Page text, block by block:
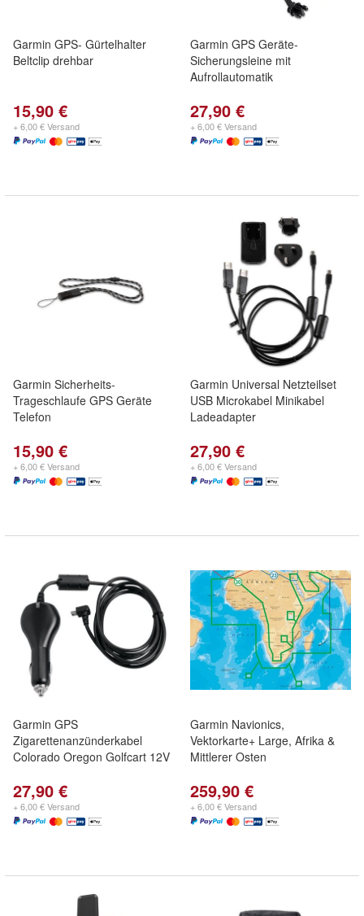
Garmin GPS- Gürtelhalter
Beltclip drehbar
15,90 €
+ 6,00 € Versand
Garmin GPS Geräte-
Sicherungsleine mit
Aufrollautomatik
27,90 €
+ 6,00 € Versand
Garmin Sicherheits-
Trageschlaufe GPS Geräte
Telefon
15,90 €
+ 6,00 € Versand
Garmin Universal Netzteilset
USB Microkabel Minikabel
Ladeadapter
27,90 €
+ 6,00 € Versand
Garmin GPS
Zigarettenanzünderkabel
Colorado Oregon Golfcart 12V
27,90 €
+ 6,00 € Versand
Garmin Navionics,
Vektorkarte+ Large, Afrika &
Mittlerer Osten
259,90 €
+ 6,00 € Versand